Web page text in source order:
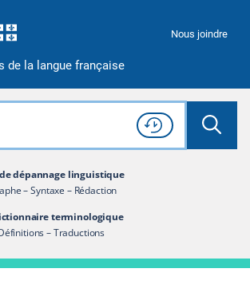
de la langue française
Nous joindre
Rechercher dans tout le site
Lancer
Consulter l'
Historique
de recherche
dépannage linguistique
– Syntaxe – Rédaction
terminologique
– Traductions
terminologique